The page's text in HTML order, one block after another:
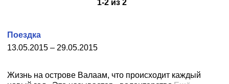
1-2 из 2
13.05.2015 – 29.05.2015
Поездка
Жизнь на острове Валаам, что происходит каждый